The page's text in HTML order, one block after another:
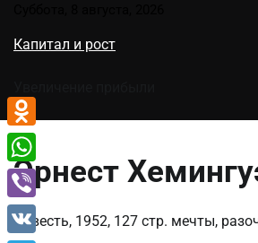
содержимому
Капитал и рост
Эрнест
Повесть, 1952, 127 стр. мечты,
Odnoklassniki
WhatsApp
Viber